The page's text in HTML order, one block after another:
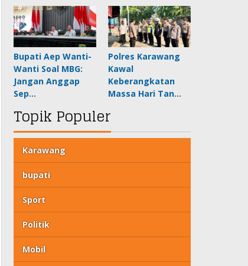
Bupati Aep Wanti-
Wanti Soal MBG:
Jangan Anggap
Sep…
Polres Karawang
Kawal
Keberangkatan
Massa Hari Tan…
Topik Populer
Karawang
bupati
Sport
Politik
Mobil